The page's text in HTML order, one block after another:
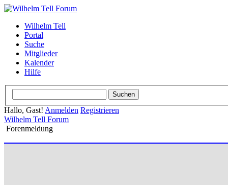
Wilhelm Tell
Portal
Suche
Mitglieder
Kalender
Hilfe
Hallo, Gast! Anmelden Registrieren
Wilhelm Tell Forum
Forenmeldung